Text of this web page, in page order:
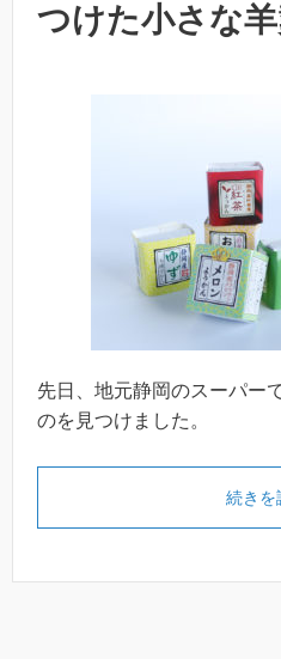
つけた小さな
先日、地元静岡のスーパー
のを見つけました。
続きを